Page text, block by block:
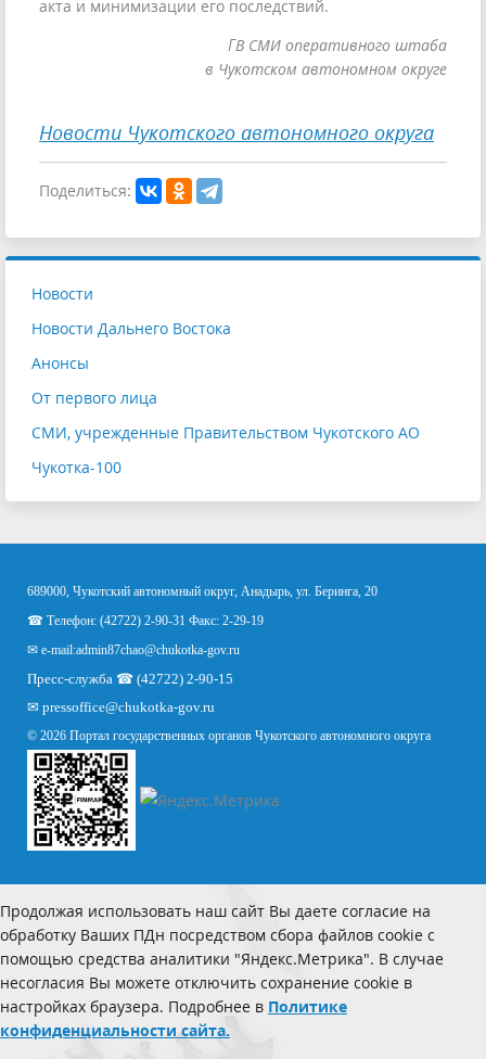
акта и минимизации его последствий.
ГВ СМИ оперативного штаба
в Чукотском автономном округе
Новости Чукотского автономного округа
Поделиться:
Новости
Новости Дальнего Востока
Анонсы
От первого лица
СМИ, учрежденные Правительством Чукотского АО
Чукотка-100
689000, Чукотский автономный округ, Анадырь, ул. Беринга, 20
☎ Телефон: (42722) 2-90-31 Факс: 2-29-19
✉ e-mail:admin87chao@chukotka-gov.ru
Пресс-служба ☎ (42722) 2-90-15
✉ pressoffice@chukotka-gov.ru
© 2026 Портал государственных органов Чукотского автономного округа
Продолжая использовать наш сайт Вы даете согласие на
обработку Ваших ПДн посредством сбора файлов cookie с
помощью средства аналитики "Яндекс.Метрика". В случае
несогласия Вы можете отключить сохранение cookie в
настройках браузера. Подробнее в Политике
конфиденциальности сайта.